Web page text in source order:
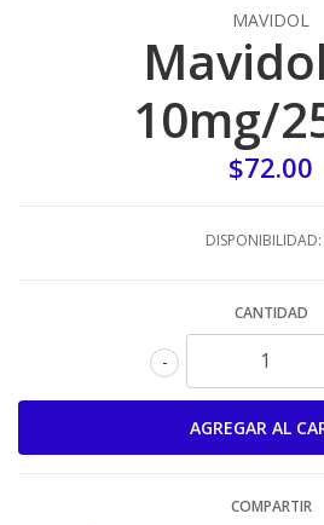
MAVIDOL
10mg/
$72.00
DISPONIBILIDAD:
CANTIDAD
-
COMPARTIR